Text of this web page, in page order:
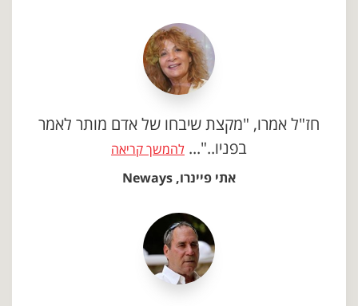
חז"ל אמרו, "מקצת שיבחו של אדם מותר לאמר
בפניו.."... להמשך קריאה
אתי פיינרו, Neways